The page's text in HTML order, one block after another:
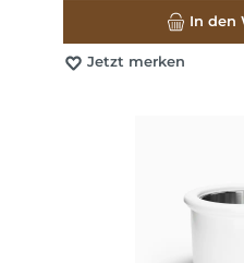
In den
Jetzt merken